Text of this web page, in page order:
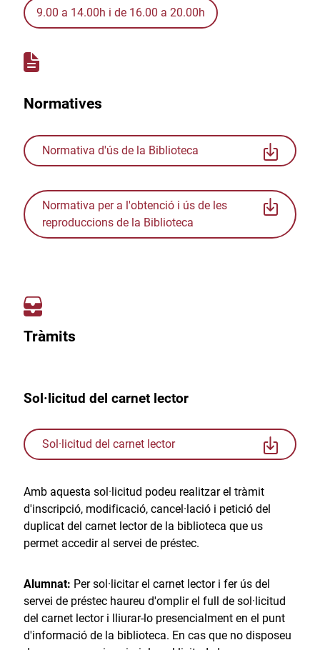
9.00 a 14.00h i de 16.00 a 20.00h
Normatives
Normativa d'ús de la Biblioteca
Normativa per a l'obtenció i ús de les
reproduccions de la Biblioteca
Tràmits
Sol·licitud del carnet lector
Sol·licitud del carnet lector
Amb aquesta sol·licitud podeu realitzar el tràmit
d'inscripció, modificació, cancel·lació i petició del
duplicat del carnet lector de la biblioteca que us
permet accedir al servei de préstec.
Alumnat: Per sol·licitar el carnet lector i fer ús del
servei de préstec haureu d'omplir el full de sol·licitud
del carnet lector i lliurar-lo presencialment en el punt
d'informació de la biblioteca. En cas que no disposeu